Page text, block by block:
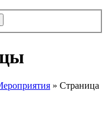
» Страница